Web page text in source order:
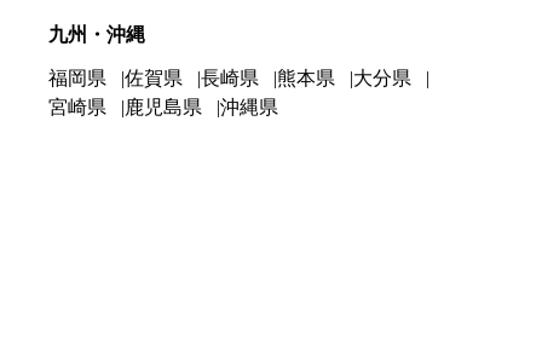
九州・沖縄
福岡県 佐賀県 長崎県 熊本県
大分県
宮崎県
鹿児島県 沖縄県